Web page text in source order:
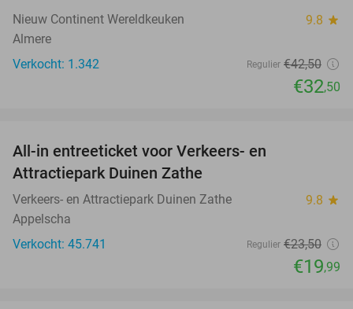
Nieuw Continent Wereldkeuken 9.8 star
Almere
Verkocht: 1.342
Regulier €42,50
€32,50
All-in entreeticket voor Verkeers- en
Attractiepark Duinen Zathe
Verkeers- en Attractiepark Duinen Zathe 9.8 star
Appelscha
Verkocht: 45.741
Regulier €23,50
€19,99